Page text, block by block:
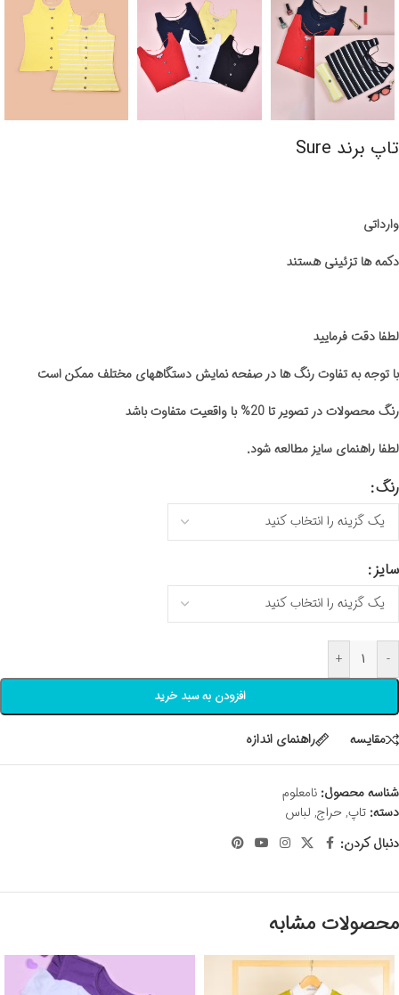
تاپ برند Sure
وارداتی
دکمه ها تزئینی هستند
لطفا دقت فرمایید
با توجه به تفاوت رنگ ها در صفحه نمایش دستگاههای مختلف ممکن است
رنگ محصولات در تصویر تا 20% با واقعیت متفاوت باشد
لطفا راهنمای سایز مطالعه شود.
رنگ
سایز
-
+
افزودن به سبد خرید
مقايسه راهنمای اندازه
شناسه محصول: نامعلوم
دسته: تاپ,حراج, لباس
دنبال کردن:
محصولات مشابه